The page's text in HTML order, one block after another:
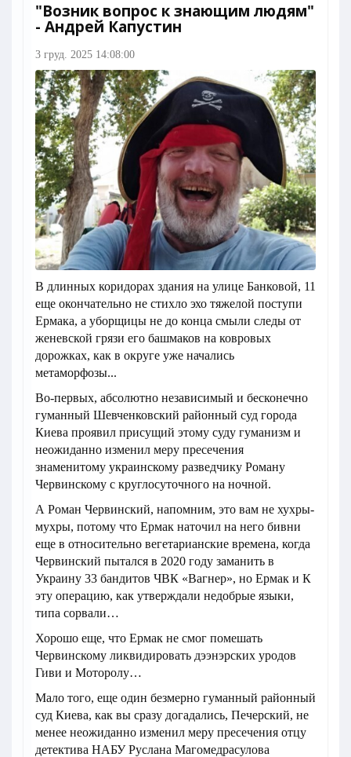
"Возник вопрос к знающим людям"
- Андрей Капустин
3 груд. 2025 14:08:00
В длинных коридорах здания на улице Банковой, 11
еще окончательно не стихло эхо тяжелой поступи
Ермака, а уборщицы не до конца смыли следы от
женевской грязи его башмаков на ковровых
дорожках, как в округе уже начались
метаморфозы...
Во-первых, абсолютно независимый и бесконечно
гуманный Шевченковский районный суд города
Киева проявил присущий этому суду гуманизм и
неожиданно изменил меру пресечения
знаменитому украинскому разведчику Роману
Червинскому с круглосуточного на ночной.
А Роман Червинский, напомним, это вам не хухры-
мухры, потому что Ермак наточил на него бивни
еще в относительно вегетарианские времена, когда
Червинский пытался в 2020 году заманить в
Украину 33 бандитов ЧВК «Вагнер», но Ермак и К
эту операцию, как утверждали недобрые языки,
типа сорвали…
Хорошо еще, что Ермак не смог помешать
Червинскому ликвидировать дээнэрских уродов
Гиви и Моторолу…
Мало того, еще один безмерно гуманный районный
суд Киева, как вы сразу догадались, Печерский, не
менее неожиданно изменил меру пресечения отцу
детектива НАБУ Руслана Магомедрасулова